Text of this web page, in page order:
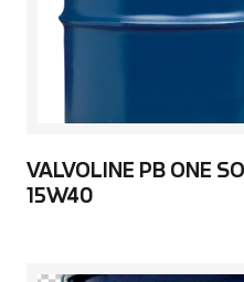
VALVOLINE PB ONE
15W40